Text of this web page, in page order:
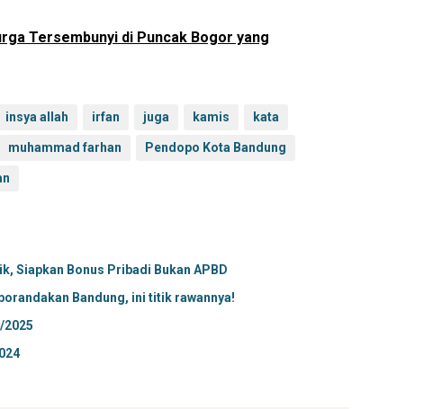
Tersembunyi di Puncak Bogor yang
insya allah irfan juga kamis kata
muhammad farhan Pendopo Kota Bandung
Siapkan Bonus Pribadi Bukan APBD
Bandung, ini titik rawannya!
2025